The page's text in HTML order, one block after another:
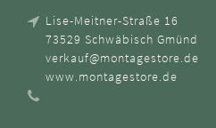
Lise-Meitner-Straße 16
73529 Schwäbisch Gmünd
verkauf@montagestore.de
www.montagestore.de